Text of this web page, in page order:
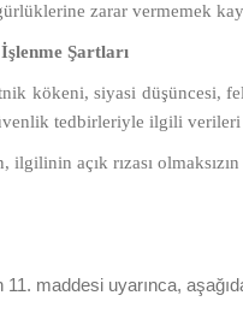
zarar vermemek
Şartları
kökeni, siyasi düşüncesi,
tedbirleriyle ilgili
açık rızası olmaksızın
maddesi uyarınca,